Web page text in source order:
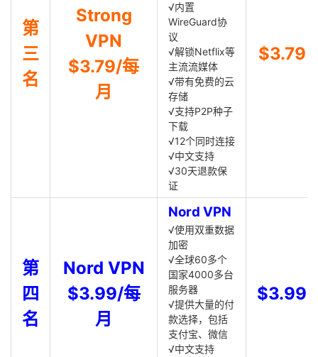
第
三
名
Strong
VPN
$3.79/每
月
√内置
WireGuard协
议
√解锁Netflix等
主流流媒体
√带有免费的云
存储
√支持P2P种子
下载
√12个同时连接
√中文支持
√30天退款保
证
$3.79
第
四
名
Nord VPN
$3.99/每
月
Nord VPN
√使用双重数据
加密
√全球60多个
国家4000多台
服务器
√提供大量的付
款选择，包括
支付宝、微信
√中文支持
$3.99